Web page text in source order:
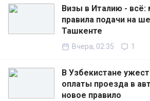
Визы в Италию - всё:
правила подачи на
Ташкенте
Вчера, 02:35 1
В Узбекистане
оплаты проезда в
новое правило